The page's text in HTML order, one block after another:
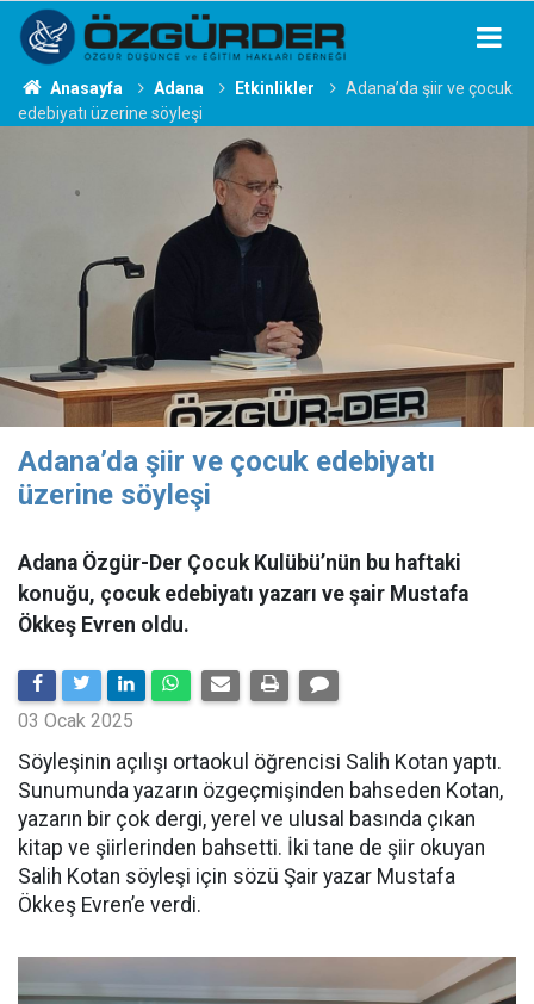
Anasayfa Adana Etkinlikler
Adana’da şiir ve çocuk
edebiyatı üzerine söyleşi
Adana’da şiir ve çocuk edebiyatı
üzerine söyleşi
Adana Özgür-Der Çocuk Kulübü’nün bu haftaki
konuğu, çocuk edebiyatı yazarı ve şair Mustafa
Ökkeş Evren oldu.
03 Ocak 2025
Söyleşinin açılışı ortaokul öğrencisi Salih Kotan yaptı.
Sunumunda yazarın özgeçmişinden bahseden Kotan,
yazarın bir çok dergi, yerel ve ulusal basında çıkan
kitap ve şiirlerinden bahsetti. İki tane de şiir okuyan
Salih Kotan söyleşi için sözü Şair yazar Mustafa
Ökkeş Evren’e verdi.